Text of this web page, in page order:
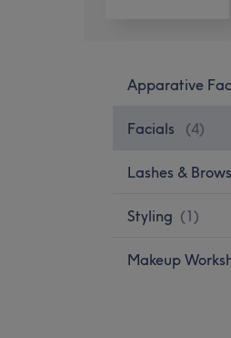
Apparative
Facials (4)
Lashes & Brows
Styling (1)
Makeup